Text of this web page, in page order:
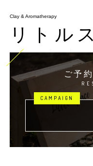
Clay & Aromatherapy
リトル
ご予
Clay & Aromatherapy
リトル
メニュー
お知らせ・ブロ
予約・キャンペ